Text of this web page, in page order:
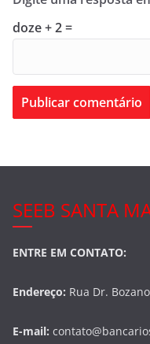
doze + 2 =
SEEB SANTA
ENTRE EM CONTATO:
Endereço: Rua Dr.
E-mail: